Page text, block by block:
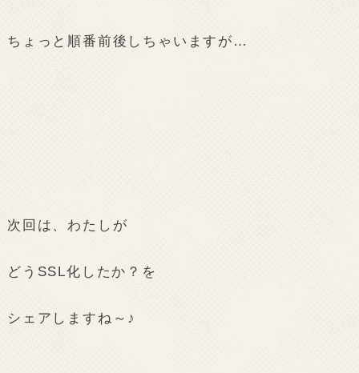
ちょっと順番前後しちゃいますが…
次回は、わたしが
どうSSL化したか？を
シェアしますね～♪